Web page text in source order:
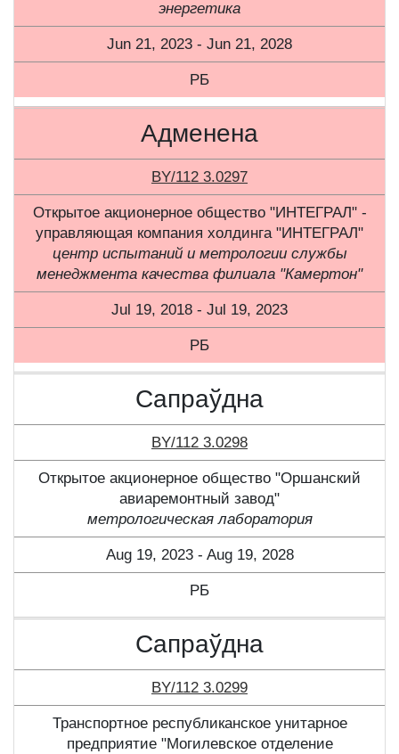
энергетика
Jun 21, 2023 - Jun 21, 2028
РБ
Адменена
BY/112 3.0297
Открытое акционерное общество "ИНТЕГРАЛ" -
управляющая компания холдинга "ИНТЕГРАЛ"
центр испытаний и метрологии службы
менеджмента качества филиала "Камертон"
Jul 19, 2018 - Jul 19, 2023
РБ
Сапраўдна
BY/112 3.0298
Открытое акционерное общество "Оршанский
авиаремонтный завод"
метрологическая лаборатория
Aug 19, 2023 - Aug 19, 2028
РБ
Сапраўдна
BY/112 3.0299
Транспортное республиканское унитарное
предприятие "Могилевское отделение